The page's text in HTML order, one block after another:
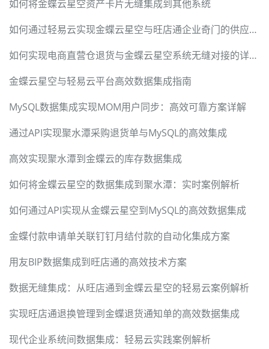
如何将金蝶云星空资产卡片无缝集成到其他系统
如何通过轻易云实现金蝶云星空与旺店通企业奇门的供应商档案同步
如何实现电商直营仓退货与金蝶云星空系统无缝对接的详细解析
金蝶云星空与轻易云平台高效数据集成指南
MySQL数据集成实现MOM用户同步：高效可靠方案详解
通过API实现聚水潭采购退货单与MySQL的高效集成
高效实现聚水潭到金蝶云的库存数据集成
如何将金蝶云星空的数据集成到聚水潭：实时案例解析
如何通过API实现从金蝶云星空到MySQL的高效数据集成
金蝶付款申请单关联钉钉月结付款的自动化集成方案
用友BIP数据集成到旺店通的高效技术方案
数据无缝集成：从旺店通到金蝶云星空的轻易云案例解析
实现旺店通退换管理到金蝶退货通知单的高效数据集成
现代企业系统间数据集成：轻易云实践案例解析